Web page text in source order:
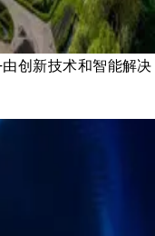
创新技术和智能解决